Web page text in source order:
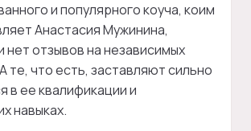
и популярного коуча, коим
Анастасия Мужинина,
нет отзывов на независимых
те, что есть, заставляют сильно
в ее квалификации и
навыках.